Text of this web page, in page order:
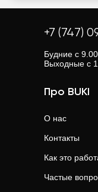
+7 (747)
Будние с
Выходные с
Про BUKI
О нас
Контакты
Как это
Частые